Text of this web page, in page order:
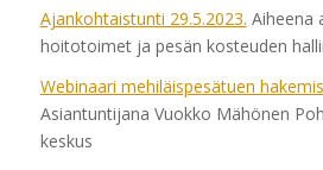
Ajankohtaistunti 29.5.2023. Aiheena
hoitotoimet ja pesän kosteuden
Webinaari mehiläispesätuen
Asiantuntijana Vuokko Mähönen
keskus